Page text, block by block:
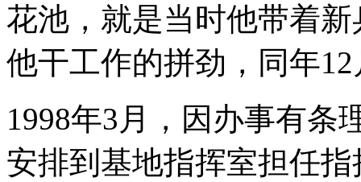
花池，就是当时他带着
他干工作的拼劲，同年
1998年3月，因办事有条
安排到基地指挥室担任